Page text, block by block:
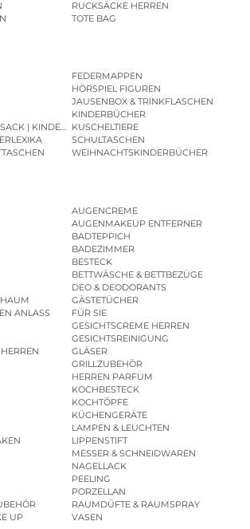
RUCKSÄCKE HERREN
TOTE BAG
FEDERMAPPEN
HÖRSPIEL FIGUREN
JAUSENBOX & TRINKFLASCHEN
KINDERBÜCHER
| KINDERGARTENBEUTEL
KUSCHELTIERE
SCHULTASCHEN
WEIHNACHTSKINDERBÜCHER
AUGENCREME
AUGENMAKEUP ENTFERNER
BADTEPPICH
BADEZIMMER
BESTECK
BETTWÄSCHE & BETTBEZÜGE
DEO & DEODORANTS
GÄSTETÜCHER
ANLASS
FÜR SIE
GESICHTSCREME HERREN
GESICHTSREINIGUNG
GLÄSER
GRILLZUBEHÖR
HERREN PARFUM
KOCHBESTECK
KOCHTÖPFE
KÜCHENGERÄTE
LAMPEN & LEUCHTEN
LIPPENSTIFT
MESSER & SCHNEIDWAREN
NAGELLACK
PEELING
PORZELLAN
RAUMDÜFTE & RAUMSPRAY
UP
VASEN